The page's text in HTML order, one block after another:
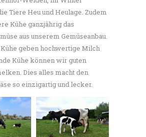
Tiere Heu und Heulage. Zudem
Kühe ganzjährig das
aus unserem Gemüseanbau.
geben hochwertige Milch
Kühe können wir guten
Dies alles macht den
so einzigartig und lecker.